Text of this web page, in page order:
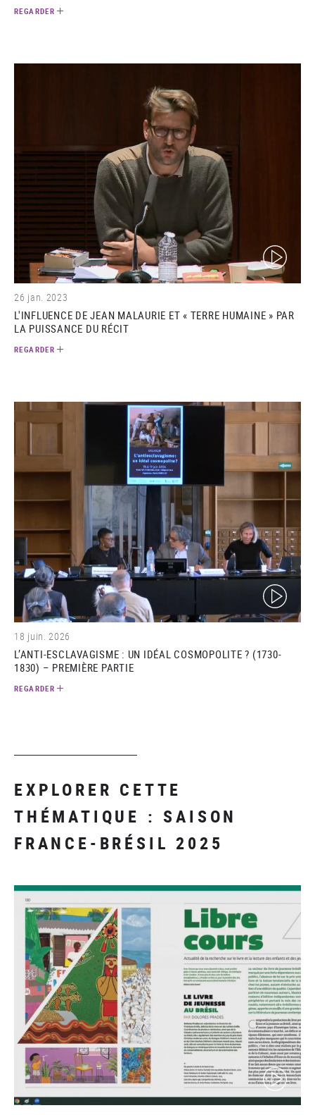
REGARDER
(video)
26 jan. 2023
L'INFLUENCE DE JEAN MALAURIE ET « TERRE HUMAINE » PAR
LA PUISSANCE DU RÉCIT
REGARDER
(video)
18 juin. 2026
L’ANTI-ESCLAVAGISME : UN IDÉAL COSMOPOLITE ? (1730-
1830) – PREMIÈRE PARTIE
REGARDER
EXPLORER CETTE
THÉMATIQUE : SAISON
FRANCE-BRÉSIL 2025
(video)